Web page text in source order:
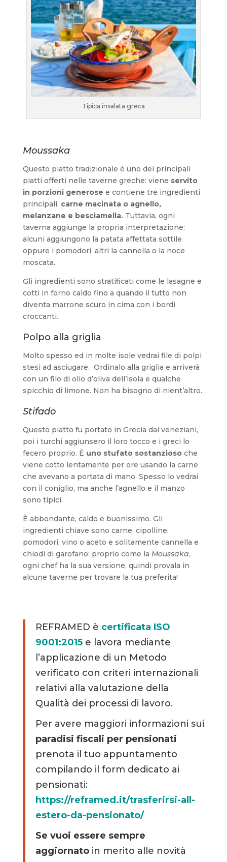
Tipica insalata greca
Moussaka
Questo piatto tradizionale è uno dei principali
piatti offerti nelle taverne greche: viene servito
in porzioni generose e contiene tre ingredienti
principali, carne macinata o agnello,
melanzane e besciamella.Tuttavia, ogni
taverna aggiunge la propria interpretazione:
alcuni aggiungono la patata affettata sottile
oppure i pomodori, altri la cannella o la noce
moscata.
Gli ingredienti sono stratificati come le lasagne e
cotti in forno caldo fino a quando il tutto non
diventa marrone scuro in cima con i bordi
croccanti.
Polpo alla griglia
Molto spesso ed in molte isole vedrai file di polpi
stesi ad asciugare. Ordinalo alla griglia e arriverà
con un filo di olio d’oliva dell’isola e qualche
spicchio di limone. Non ha bisogno di nient’altro.
Stifado
Questo piatto fu portato in Grecia dai veneziani,
poi i turchi aggiunsero il loro tocco e i greci lo
fecero proprio. È uno stufato sostanziosoche
viene cotto lentamente per ore usando la carne
che avevano a portata di mano. Spesso lo vedrai
con il coniglio, ma anche l’agnello e il manzo
sono tipici.
È abbondante, caldo e buonissimo. Gli
ingredienti chiave sono carne, cipolline,
pomodori, vino o aceto e solitamente cannella e
chiodi di garofano: proprio come la Moussaka,
ogni chef ha la sua versione, quindi provala in
alcune taverne per trovare la tua preferita!
REFRAMED è certificata ISO
9001:2015e lavora mediante
l’applicazione di un Metodo
verificato con criteri internazionali
relativi alla valutazione della
Qualità dei processi di lavoro.
Per avere maggiori informazioni sui
paradisi fiscali per pensionati
prenota il tuo appuntamento
compilando il form dedicato ai
pensionati:
https://reframed.it/trasferirsi-all-
estero-da-pensionato/
Se vuoi essere sempre
aggiornatoin merito alle novità